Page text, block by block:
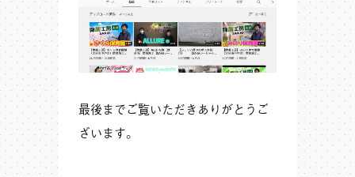
最後までご覧いただきありがとうご
ざいます。